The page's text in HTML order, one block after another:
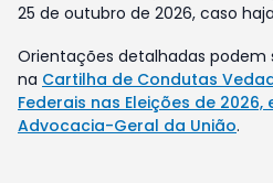
25 de outubro de 2026, caso
Orientações detalhadas podem
na Cartilha de Condutas
Federais nas Eleições de
Advocacia-Geral da União.